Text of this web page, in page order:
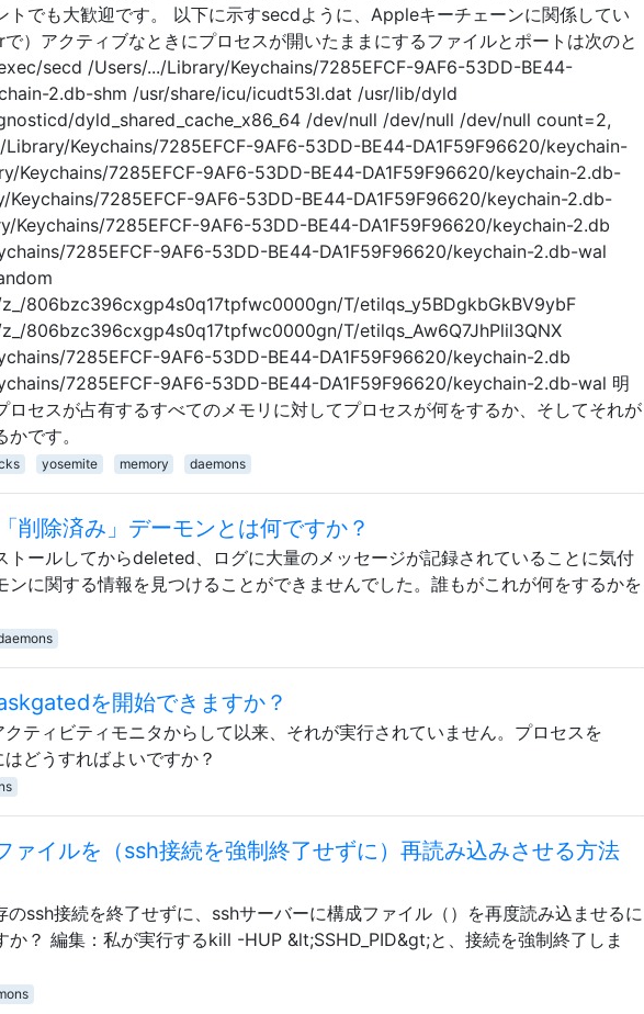
トでも大歓迎です。 以下に示すsecdように、Appleキーチェーンに関係してい
）アクティブなときにプロセスが開いたままにするファイルとポートは次のと
secd /Users/.../Library/Keychains/7285EFCF-9AF6-53DD-BE44-
2.db-shm /usr/share/icu/icudt53l.dat /usr/lib/dyld
dyld_shared_cache_x86_64 /dev/null /dev/null /dev/null count=2,
Keychains/7285EFCF-9AF6-53DD-BE44-DA1F59F96620/keychain-
Keychains/7285EFCF-9AF6-53DD-BE44-DA1F59F96620/keychain-2.db-
Keychains/7285EFCF-9AF6-53DD-BE44-DA1F59F96620/keychain-2.db-
Keychains/7285EFCF-9AF6-53DD-BE44-DA1F59F96620/keychain-2.db
7285EFCF-9AF6-53DD-BE44-DA1F59F96620/keychain-2.db-wal
806bzc396cxgp4s0q17tpfwc0000gn/T/etilqs_y5BDgkbGkBV9ybF
806bzc396cxgp4s0q17tpfwc0000gn/T/etilqs_Aw6Q7JhPlil3QNX
7285EFCF-9AF6-53DD-BE44-DA1F59F96620/keychain-2.db
7285EFCF-9AF6-53DD-BE44-DA1F59F96620/keychain-2.db-wal 明
ロセスが占有するすべてのメモリに対してプロセスが何をするか、そしてそれが
です。
yosemite memory daemons
削除済み」デーモンとは何ですか？
トールしてからdeleted、ログに大量のメッセージが記録されていることに気付
ンに関する情報を見つけることができませんでした。誰もがこれが何をするかを
を開始できますか？
ティビティモニタからして以来、それが実行されていません。プロセスを
どうすればよいですか？
ァイルを（ssh接続を強制終了せずに）再読み込みさせる方法
ssh接続を終了せずに、sshサーバーに構成ファイル（）を再度読み込ませるに
か？ 編集：私が実行するkill -HUP &lt;SSHD_PID&gt;と、接続を強制終了しま